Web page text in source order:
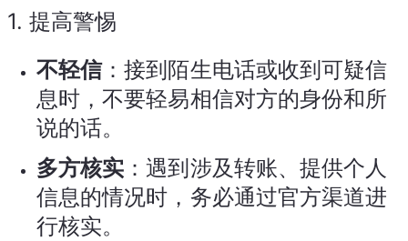
1.提高警惕
不轻信：接到陌生电话或收到可疑信
息时，不要轻易相信对方的身份和所
说的话。
多方核实 ：遇到涉及转账、提供个人
信息的情况时，务必通过官方渠道进
行核实。